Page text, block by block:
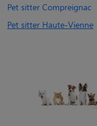
Pet sitter Compreignac
Pet sitter Haute-Vienne